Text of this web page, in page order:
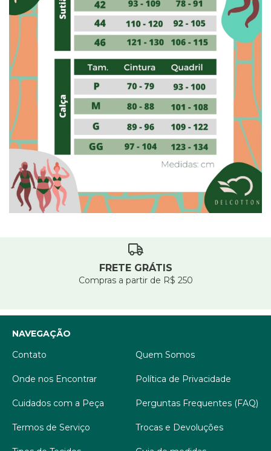
FRETE GRÁTIS
Compras a partir de R$ 250
NAVEGAÇÃO
Contato
Quem Somos
Onde nos Encontrar Política de Privacidade
Cuidados com a Peça Perguntas Frequentes (FAQ)
Termos de Serviço Trocas e Devoluções